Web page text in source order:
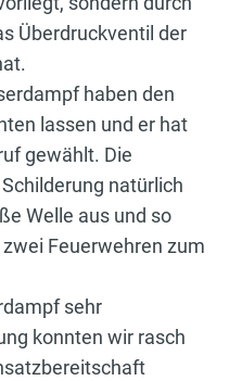
Überdruckventil der
haben den
lassen und er hat
gewählt. Die
natürlich
Welle aus und so
Feuerwehren zum
sehr
konnten wir rasch